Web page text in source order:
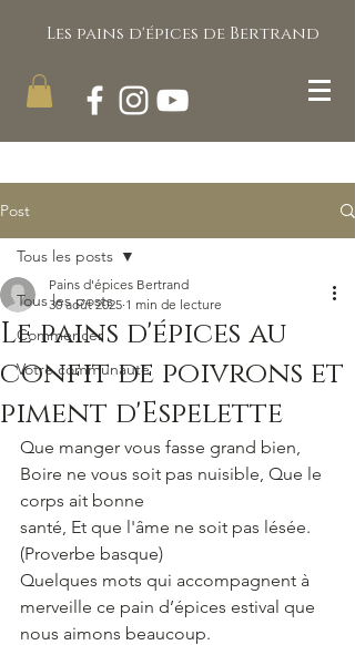
Les pains d'épices de Bertrand
Post
Tous les posts
Commencer
Votre communauté
Tous les posts
Le pains d'épices au
confit de poivrons et
piment d'Espelette
Pains d'épices Bertrand
30 août 2025 1 min de lecture
Que manger vous fasse grand bien,
Boire ne vous soit pas nuisible, Que le
corps ait bonne
santé, Et que l'âme ne soit pas lésée.
(Proverbe basque)
Quelques mots qui accompagnent à
merveille ce pain d’épices estival que
nous aimons beaucoup.